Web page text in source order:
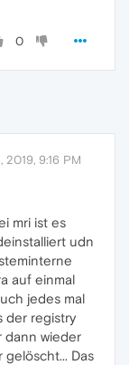
0
2019, 9:16 PM
mri ist es
udn
auf einmal
jedes mal
der registry
dann wieder
Das